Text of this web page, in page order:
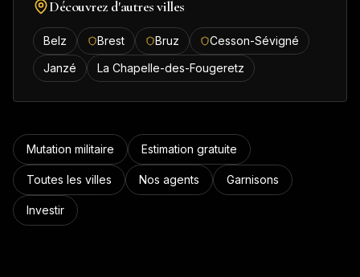
Découvrez d'autres villes
Belz Brest Bruz
Cesson-Sévigné
Janzé
La Chapelle-des-Fougeretz
Mutation militaire Estimation gratuite
Toutes les villes Nos agents Garnisons
Investir